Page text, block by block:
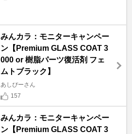
みんカラ：モニターキャンペー
ン【Premium GLASS COAT 3
000 or 樹脂パーツ復活剤 フェ
ムトブラック】
あしぴーさん
157
みんカラ：モニターキャンペー
ン【Premium GLASS COAT 3